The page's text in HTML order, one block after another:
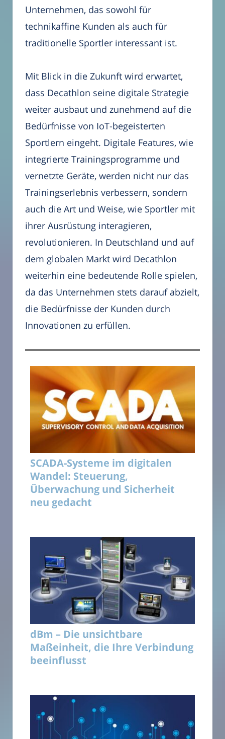
Unternehmen, das sowohl für
technikaffine Kunden als auch für
traditionelle Sportler interessant ist.
Mit Blick in die Zukunft wird erwartet,
dass Decathlon seine digitale Strategie
weiter ausbaut und zunehmend auf die
Bedürfnisse von IoT-begeisterten
Sportlern eingeht. Digitale Features, wie
integrierte Trainingsprogramme und
vernetzte Geräte, werden nicht nur das
Trainingserlebnis verbessern, sondern
auch die Art und Weise, wie Sportler mit
ihrer Ausrüstung interagieren,
revolutionieren. In Deutschland und auf
dem globalen Markt wird Decathlon
weiterhin eine bedeutende Rolle spielen,
da das Unternehmen stets darauf abzielt,
die Bedürfnisse der Kunden durch
Innovationen zu erfüllen.
SCADA-Systeme im digitalen
Wandel: Steuerung,
Überwachung und Sicherheit
neu gedacht
dBm – Die unsichtbare
Maßeinheit, die Ihre Verbindung
beeinflusst